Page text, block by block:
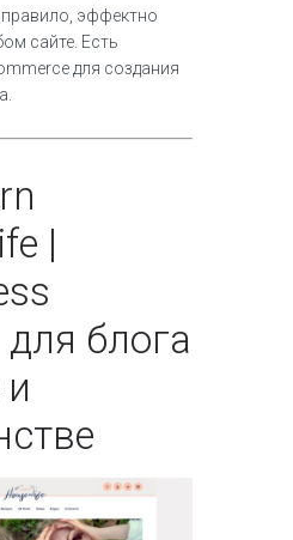
правило, эффектно
сайте. Есть
для создания
|
блога